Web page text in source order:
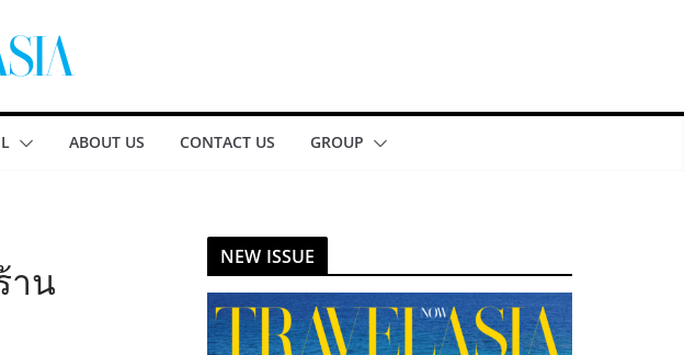
ABOUT US CONTACT US GROUP
าน
NEW ISSUE